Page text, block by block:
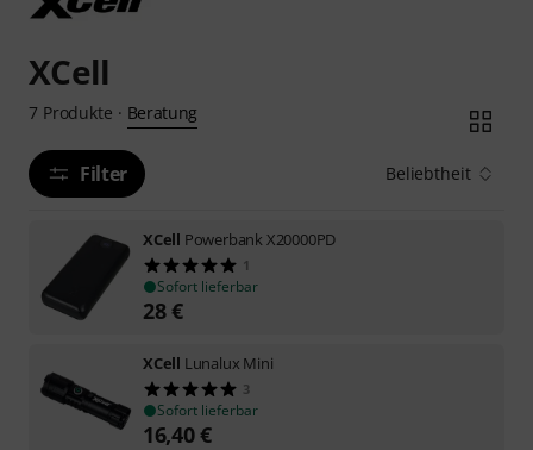
XCell
7 Produkte · Beratung
Filter Beliebtheit
XCell Powerbank X20000PD
1
Sofort lieferbar
28€
XCell Lunalux Mini
3
Sofort lieferbar
16,40€